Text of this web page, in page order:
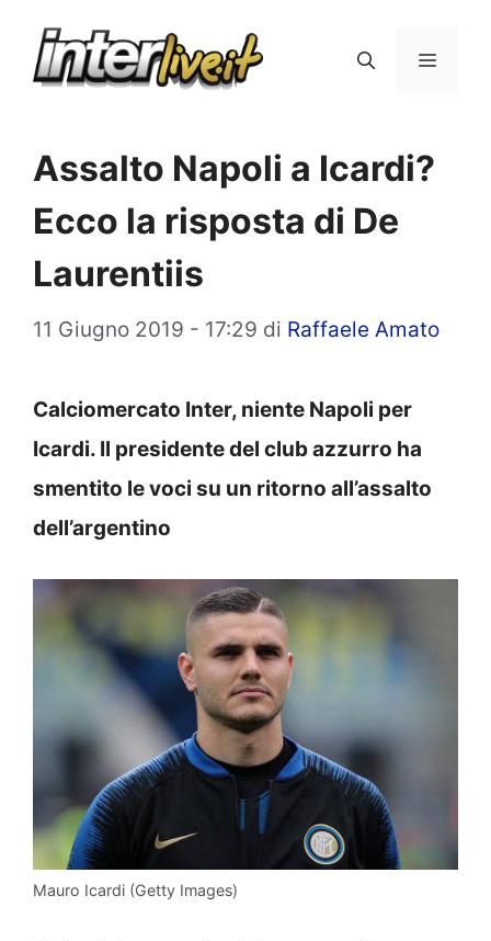
Menu
Assalto Napoli a Icardi?
Ecco la risposta di De
Laurentiis
11 Giugno 2019 - 17:29 di Raffaele Amato
Calciomercato Inter, niente Napoli per
Icardi. Il presidente del club azzurro ha
smentito le voci su un ritorno all’assalto
dell’argentino
Mauro Icardi (Getty Images)